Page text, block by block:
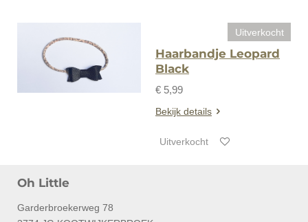
Uitverkocht
Haarbandje Leopard
Black
€ 5,99
Bekijk details
Uitverkocht
Oh Little
Garderbroekerweg 78